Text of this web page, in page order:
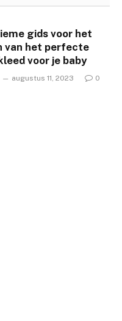
gids voor het
van het perfecte
voor je baby
augustus 11, 2023 0